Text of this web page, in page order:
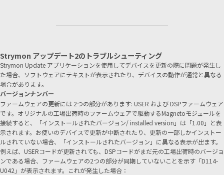
Strymon アップデート2のトラブルシューティング
Strymon Update アプリケーションを使用してデバイスを更新の際に問題が発生し
た場合、ソフトウェアにテキストが表示されたり、デバイスの動作が通常と異なる
場合があります。
バージョンナンバー
ファームウェアの更新には 2つの部分があります: USER および DSPファームウェア
です。オリジナルの工場出荷時のファームウェアで駆動するMagnetoモジュールを
接続すると、「インストールされたバージョン/ installed version」は「1.00」と表
示されます。お使いのデバイスで更新が中断されたり、更新の一部しかインストー
ルされていない場合、「インストールされたバージョン」に異なる表示が出ます。
例えば、USERコードが更新されても、DSPコードがまだ元の工場出荷時のバージョ
ンである場合、ファームウェアの2つの部分が同期していないことを示す「D114-
U042」が表示されます。これが発生した場合：